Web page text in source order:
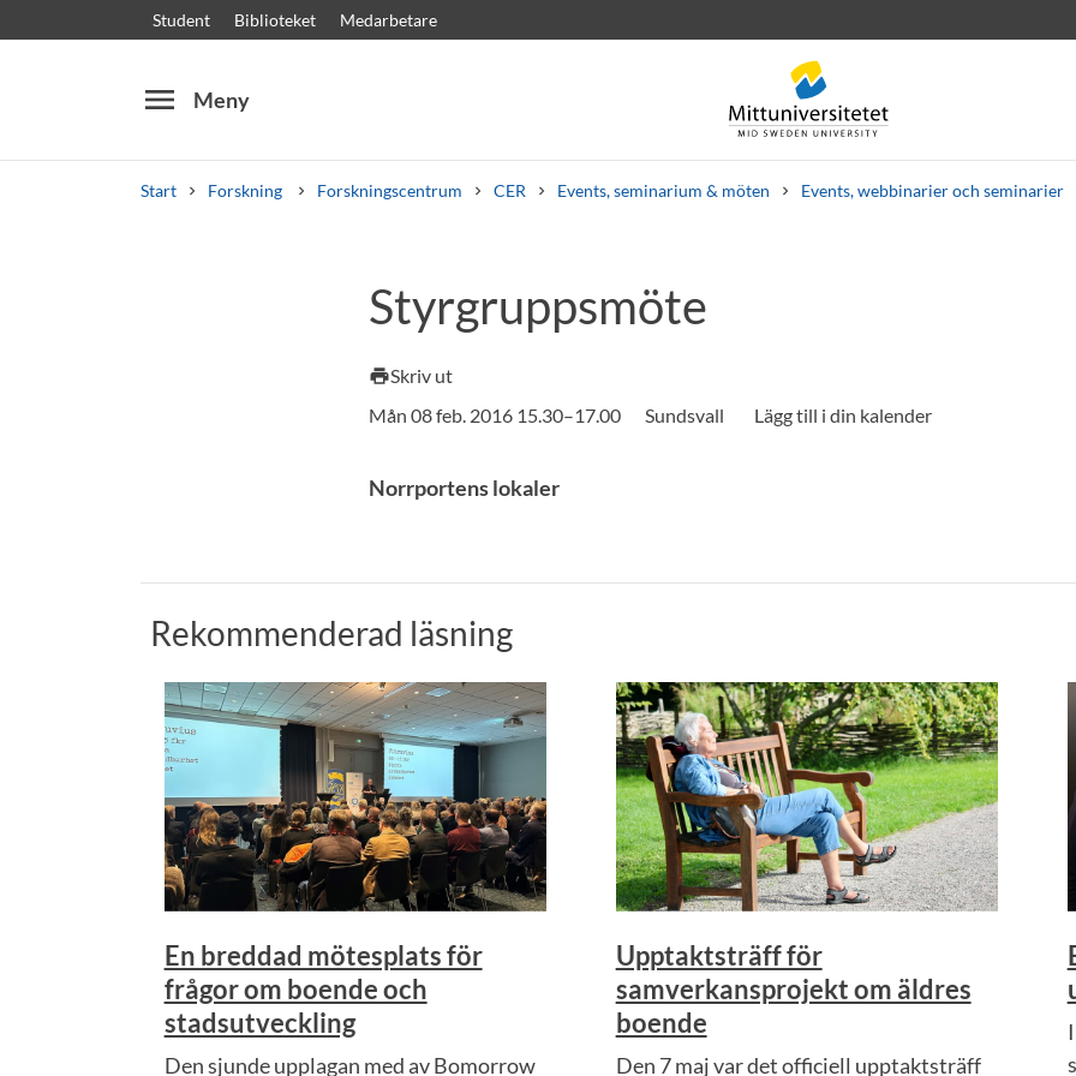
Student Biblioteket Medarbetare
menu Meny
Start Forskning Forskningscentrum CER Events, seminarium & möten Events, webbinarier och seminarier
Kursplaner VälkomstbrevPersonalLediga jobb
Styrgruppsmöte
printSkriv ut
Mån 08 feb. 2016 15.30–17.00
Sundsvall
Norrportens lokaler
Rekommenderad läsning
En breddad mötesplats för
frågor om boende och
stadsutveckling
Den sjunde upplagan med av Bomorrow
Upptaktsträff för
samverkansprojekt om äldres
boende
Den 7 maj var det officiell upptaktsträff